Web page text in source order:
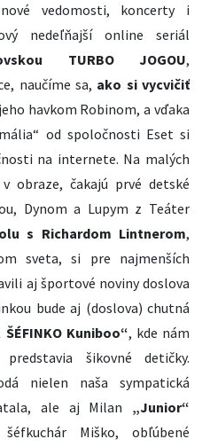
vedomosti, koncerty i
nedeľňajší online seriál
TURBO JOGOU,
naučíme sa, ako si vycvičiť
havkom Robinom, a vďaka
od spoločnosti Eset si
na internete. Na malých
obraze, čakajú prvé detské
Dynom a Lupym z Teáter
s Richardom Lintnerom,
sveta, si pre najmenších
aj športové noviny doslova
bude aj (doslova) chutná
ŠÉFINKO Kuniboo“, kde nám
šikovné detičky.
nielen naša sympatická
ale aj Milan „Junior“
Miško, obľúbené